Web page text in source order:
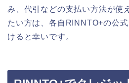
み、代引などの支払い方法が使
たい方は、各自RINNTO+の公
けると幸いです。